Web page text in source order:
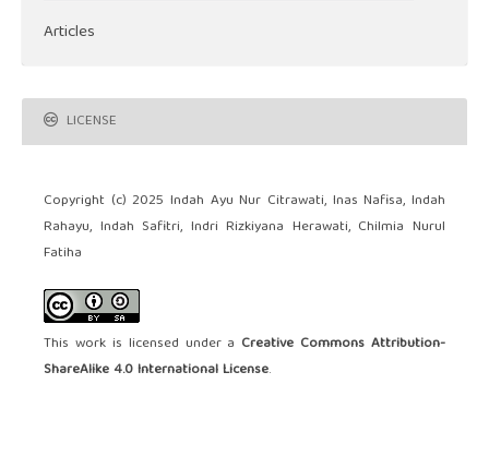
Articles
LICENSE
Copyright (c) 2025 Indah Ayu Nur Citrawati, Inas Nafisa, Indah
Rahayu, Indah Safitri, Indri Rizkiyana Herawati, Chilmia Nurul
Fatiha
This work is licensed under a Creative Commons Attribution-
ShareAlike 4.0 International License.